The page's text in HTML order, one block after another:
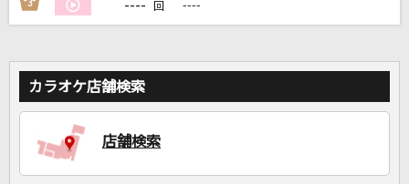
DAMに会員登録・ログインして
3 ---- 回 ----
カラオケ店舗検索
店舗検索